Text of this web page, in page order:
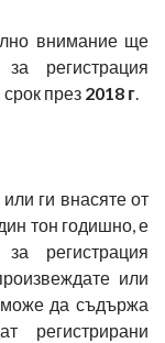
внимание ще
регистрация
през 2018 г.
ги внасяте от
тон годишно, е
регистрация
или
може да съдържа
регистрирани